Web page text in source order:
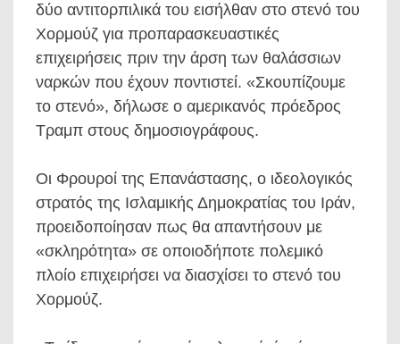
δύο αντιτορπιλικά του εισήλθαν στο στενό του
Χορμούζ για προπαρασκευαστικές
επιχειρήσεις πριν την άρση των θαλάσσιων
ναρκών που έχουν ποντιστεί. «Σκουπίζουμε
το στενό», δήλωσε ο αμερικανός πρόεδρος
Τραμπ στους δημοσιογράφους.
Οι Φρουροί της Επανάστασης, ο ιδεολογικός
στρατός της Ισλαμικής Δημοκρατίας του Ιράν,
προειδοποίησαν πως θα απαντήσουν με
«σκληρότητα» σε οποιοδήποτε πολεμικό
πλοίο επιχειρήσει να διασχίσει το στενό του
Χορμούζ.